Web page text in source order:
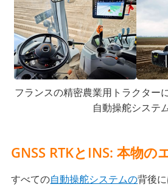
フランスの精密農業用トラクター
自動操舵システム
GNSS RTKとINS: 本物の
すべての自動操舵システムの背後